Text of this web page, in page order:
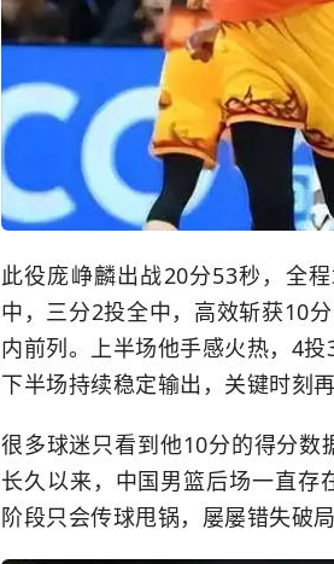
此役庞峥麟出战20分53秒，全
中，三分2投全中，高效斩获10
内前列。上半场他手感火热，4
下半场持续稳定输出，关键时刻
很多球迷只看到他10分的得分数
长久以来，中国男篮后场一直存
阶段只会传球甩锅，屡屡错失破